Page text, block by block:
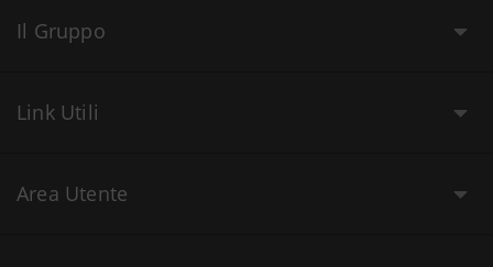
Il Gruppo
Link Utili
Area Utente